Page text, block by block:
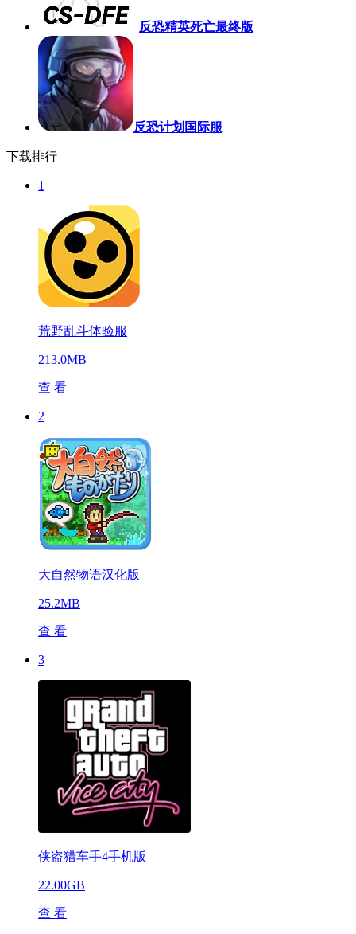
反恐精英死亡最终版
反恐计划国际服
下载排行
1
荒野乱斗体验服
213.0MB
查 看
2
大自然物语汉化版
25.2MB
查 看
3
侠盗猎车手4手机版
22.00GB
查 看